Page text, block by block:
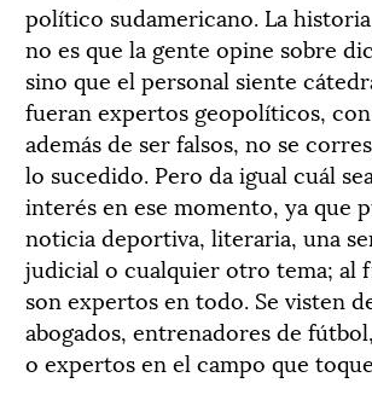
político sudamericano. La
no es que la gente opine sobre
sino que el personal siente
fueran expertos geopolíticos,
además de ser falsos, no se
lo sucedido. Pero da igual cuál
interés en ese momento, ya que
noticia deportiva, literaria, una
judicial o cualquier otro tema; al
son expertos en todo. Se visten
abogados, entrenadores de
o expertos en el campo que